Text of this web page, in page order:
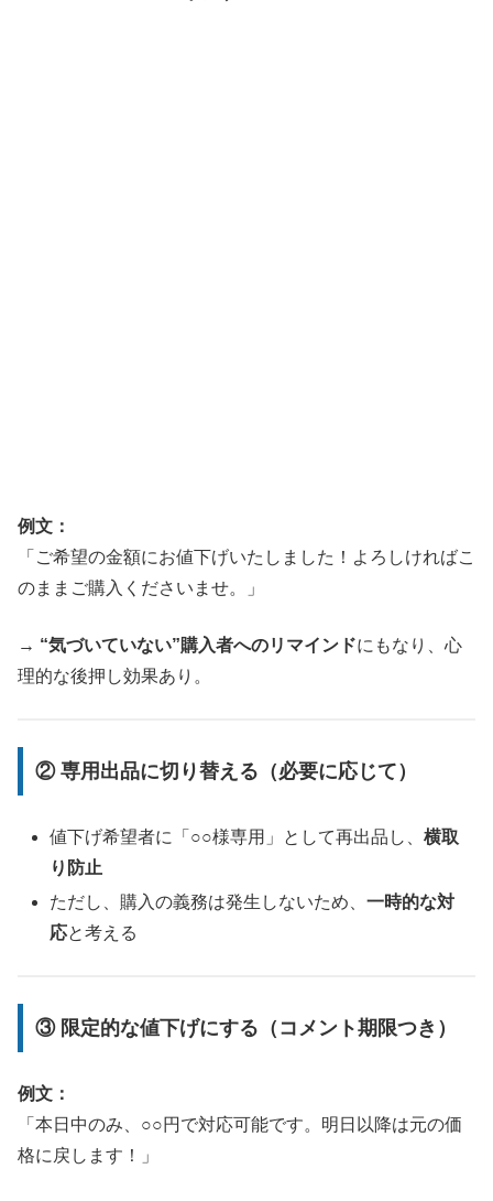
例文：
「ご希望の金額にお値下げいたしました！よろしければこ
のままご購入くださいませ。」
→ “気づいていない”購入者へのリマインドにもなり、心
理的な後押し効果あり。
② 専用出品に切り替える（必要に応じて）
値下げ希望者に「○○様専用」として再出品し、横取
り防止
ただし、購入の義務は発生しないため、一時的な対
応と考える
③ 限定的な値下げにする（コメント期限つき）
例文：
「本日中のみ、○○円で対応可能です。明日以降は元の価
格に戻します！」